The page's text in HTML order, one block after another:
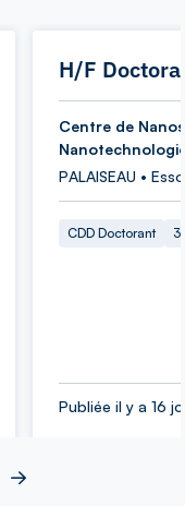
H/F
Centre de
PALAISEAU •
CDD Doctorant
Publiée il y a 16